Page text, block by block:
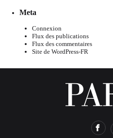
Meta
Connexion
Flux des publications
Flux des commentaires
Site de WordPress-FR